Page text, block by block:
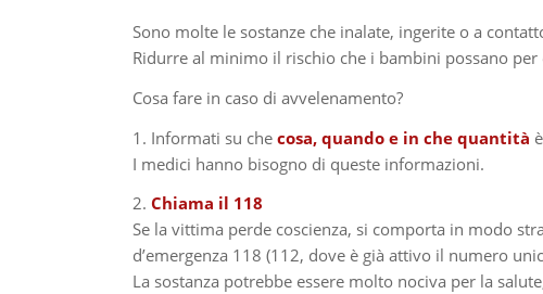
Sono molte le sostanze che inalate, ingerite o a
Ridurre al minimo il rischio che i bambini possano
Cosa fare in caso di avvelenamento?
1. Informati su che cosa, quando e in che quantità
I medici hanno bisogno di queste informazioni.
2. Chiama il 118
Se la vittima perde coscienza, si comporta in modo
d’emergenza 118 (112, dove è già attivo il numero
La sostanza potrebbe essere molto nociva per la